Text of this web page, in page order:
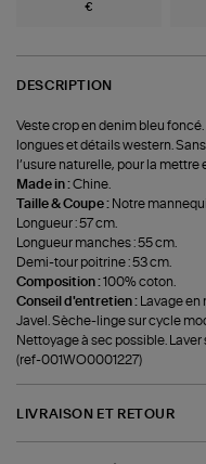
€
DESCRIPTION
Veste crop en denim bleu
longues et détails western.
l’usure naturelle, pour la
Made in :Chine.
Taille & Coupe : Notre
Longueur : 57 cm.
Longueur manches : 55 cm.
Demi-tour poitrine : 53 cm.
Composition :100% coton.
Conseil d'entretien :
Lavage
Javel. Sèche-linge sur cycle
Nettoyage à sec possible. Laver
(ref-001WO0001227)
LIVRAISON ET RETOUR